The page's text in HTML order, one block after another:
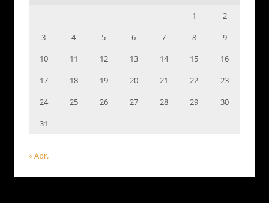
1
2
3
4 5 6 7 8
9
10
11 12 13 14 15
16
17
18 19 20 21 22
23
24
25 26 27 28 29
30
31
« Apr.